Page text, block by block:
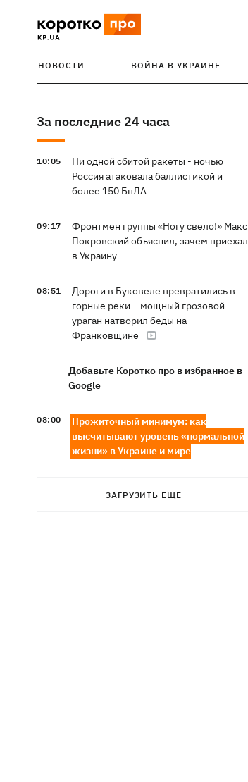
НОВОСТИ ВОЙНА В УКРАИНЕ
За последние 24 часа
10:05
Ни одной сбитой ракеты - ночью
Россия атаковала баллистикой и
более 150 БпЛА
09:17
Фронтмен группы «Ногу свело!» Макс
Покровский объяснил, зачем приехал
в Украину
08:51
Дороги в Буковеле превратились в
горные реки – мощный грозовой
ураган натворил беды на
Франковщине
Добавьте Коротко про в избранное в
Google
08:00
Прожиточный минимум: как
высчитывают уровень «нормальной
жизни» в Украине и мире
драка, есть раненые, - соцсети
ЗАГРУЗИТЬ ЕЩЕ